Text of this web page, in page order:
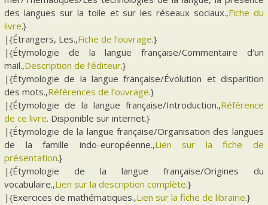
des langues sur la toile et sur les réseaux sociaux.,Fiche du
livre.}
|{Étrangers, Les.,Fiche de l’ouvrage.}
|{Étymologie de la langue française/Commentaire d’un
mail.,Description de l’éditeur.}
|{Étymologie de la langue française/Évolution et disparition
des mots.,Références de l’ouvrage.}
|{Étymologie de la langue française/Introduction.,Référence
de ce livre. Disponible sur internet.}
|{Étymologie de la langue française/Organisation des langues
de la famille indo-européenne.,Lien sur la fiche de
présentation.}
|{Étymologie de la langue française/Origines du
vocabulaire.,Lien sur la description complète.}
|{Exercices de mathématiques.,Lien sur la fiche de librairie.}